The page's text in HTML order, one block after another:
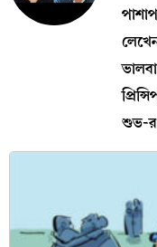
শুভ-র